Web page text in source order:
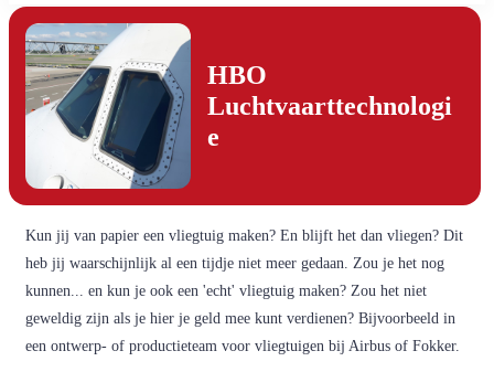
HBO
Luchtvaarttechnologi
e
Kun jij van papier een vliegtuig maken? En blijft het dan vliegen? Dit
heb jij waarschijnlijk al een tijdje niet meer gedaan. Zou je het nog
kunnen... en kun je ook een 'echt' vliegtuig maken? Zou het niet
geweldig zijn als je hier je geld mee kunt verdienen? Bijvoorbeeld in
een ontwerp- of productieteam voor vliegtuigen bij Airbus of Fokker.